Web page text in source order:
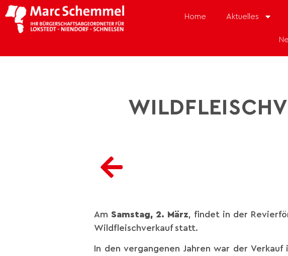
Home Aktuelles
Am Samstag, 2. März, findet in der
Wildfleischverkauf statt.
In den vergangenen Jahren war der